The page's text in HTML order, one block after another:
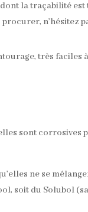
dont la traçabilité
n’hésitez
très faciles
sont corrosives
ne se
soit du Solubol